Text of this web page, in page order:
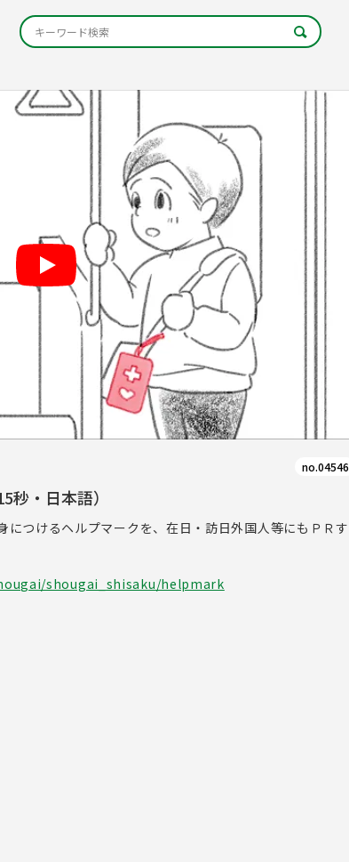
no.04546
・日本語）
つけるヘルプマークを、在日・訪日外国人等にもＰＲす
shougai_shisaku/helpmark